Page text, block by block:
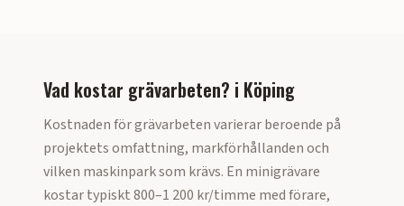
Vad kostar grävarbeten? i Köping
Kostnaden för grävarbeten varierar beroende på
projektets omfattning, markförhållanden och
vilken maskinpark som krävs. En minigrävare
kostar typiskt 800–1 200 kr/timme med förare,